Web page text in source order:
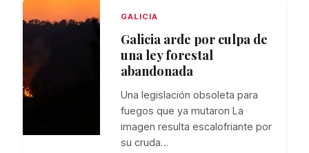
GALICIA
Galicia arde por culpa de
una ley forestal
abandonada
Una legislación obsoleta para
fuegos que ya mutaron La
imagen resulta escalofriante por
su cruda…